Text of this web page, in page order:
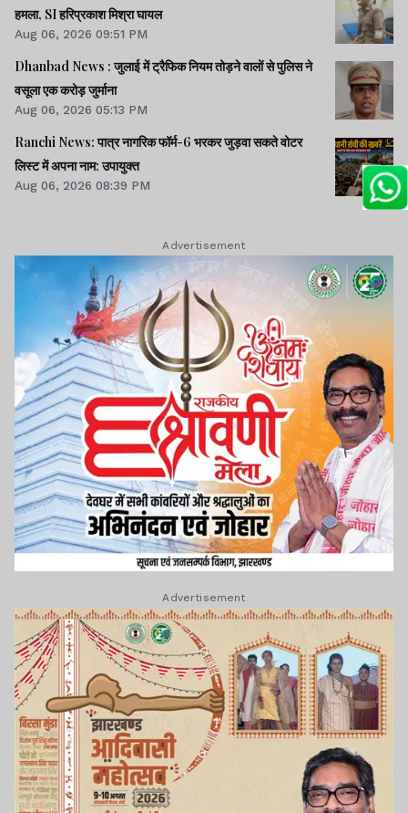
हमला, SI हरिप्रकाश मिश्रा घायल
Aug 06, 2026 09:51 PM
Dhanbad News : जुलाई में ट्रैफिक नियम तोड़ने वालों से पुलिस ने
वसूला एक करोड़ जुर्माना
Aug 06, 2026 05:13 PM
Ranchi News: पात्र नागरिक फॉर्म-6 भरकर जुड़वा सकते वोटर
लिस्ट में अपना नाम: उपायुक्त
Aug 06, 2026 08:39 PM
Advertisement
Advertisement